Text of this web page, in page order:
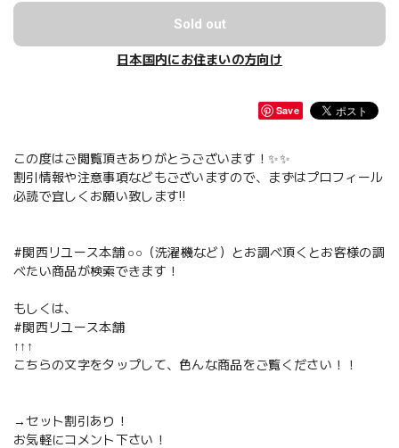
Sold out
日本国内にお住まいの方向け
Save
この度はご閲覧頂きありがとうございます！✨✨
割引情報や注意事項などもございますので、まずはプロフィール
必読で宜しくお願い致します‼️
#関西リユース本舗 ○○（洗濯機など）とお調べ頂くとお客様の調
べたい商品が検索できます！
もしくは、
#関西リユース本舗
↑↑↑
こちらの文字をタップして、色んな商品をご覧ください！！
→セット割引あり！
お気軽にコメント下さい！